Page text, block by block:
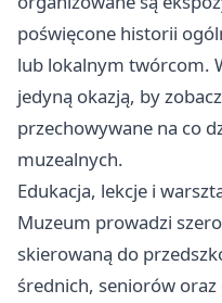
poświęcone historii
lub lokalnym twórcom.
jedyną okazją, by
przechowywane na co
muzealnych.
Edukacja, lekcje i
Muzeum prowadzi
skierowaną do
średnich, seniorów